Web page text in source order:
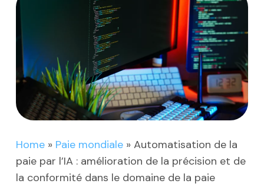
Home» Paie mondiale» Automatisation de la
paie par l’IA : amélioration de la précision et de
la conformité dans le domaine de la paie